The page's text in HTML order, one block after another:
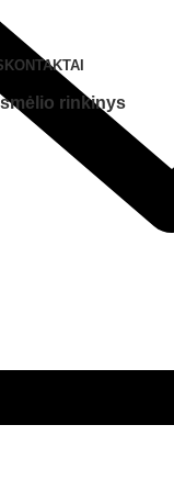
KONTAKTAI
rinkinys